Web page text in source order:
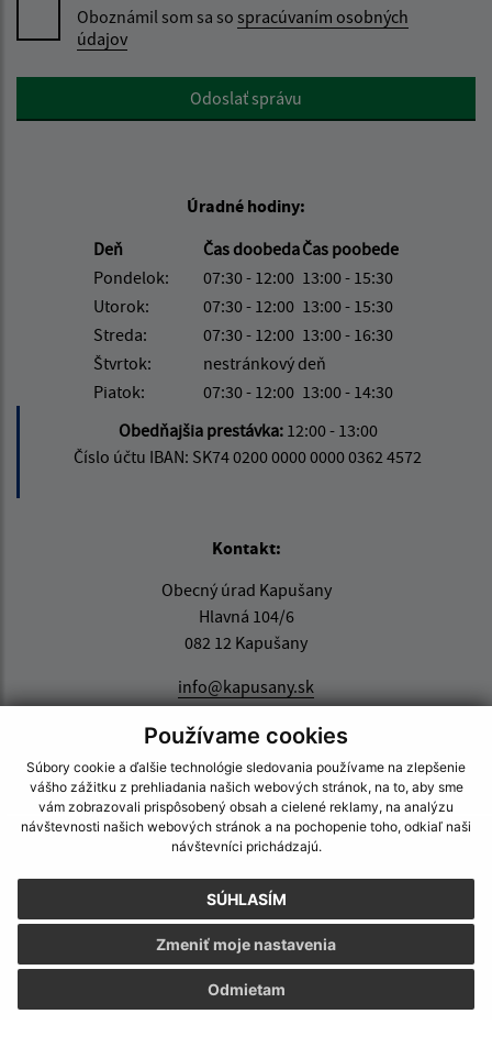
Používame cookies
Súbory cookie a ďalšie technológie sledovania používame na zlepšenie
vášho zážitku z prehliadania našich webových stránok, na to, aby sme
vám zobrazovali prispôsobený obsah a cielené reklamy, na analýzu
návštevnosti našich webových stránok a na pochopenie toho, odkiaľ naši
návštevníci prichádzajú.
SÚHLASÍM
Odmietam
Zmeniť moje nastavenia
Oboznámil som sa so spracúvaním osobných
údajov
Google reCaptcha ResponseOdoslať správu
Úradné hodiny:
Deň
Čas doobedaČas poobede
Pondelok:
07:30 - 12:00 13:00 - 15:30
Utorok:
07:30 - 12:00 13:00 - 15:30
Streda:
07:30 - 12:00 13:00 - 16:30
Štvrtok:
nestránkový deň
Piatok:
07:30 - 12:00 13:00 - 14:30
Obedňajšia prestávka: 12:00 - 13:00
Číslo účtu IBAN: SK74 0200 0000 0000 0362 4572
Kontakt:
Obecný úrad Kapušany
Hlavná 104/6
082 12 Kapušany
info@kapusany.sk
+421 517 941 102
IČO: 00327239